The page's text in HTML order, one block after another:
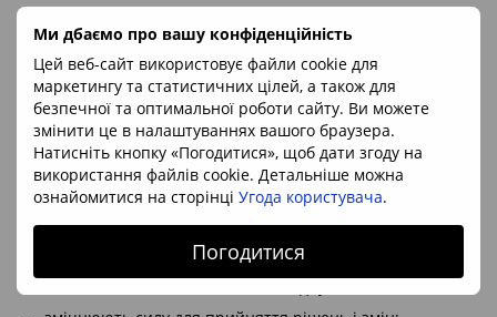
Ми дбаємо про вашу конфіденційність
Цей веб-сайт використовує файли cookie для
маркетингу та статистичних цілей, а також для
безпечної та оптимальної роботи сайту. Ви можете
змінити це в налаштуваннях вашого браузера.
Натисніть кнопку «Погодитися», щоб дати згоду на
використання файлів cookie. Детальніше можна
ознайомитися на сторінці Угода користувача.
Погодитися
нормалізують обмін речовин, зміцнюють імунітет;
корисні при втраті пам’яті та паралічах;
покращують циркуляцію крові, лікують анемію,
борються з інфекціями;
покращують колір шкіри;
пробуджують фантазію і натхнення у творчих людей;
дарують доброзичливість друзів, тягу до подорожей;
захищають від небезпек і зрад;
очищають систему кровообігу, дихання, травлення;